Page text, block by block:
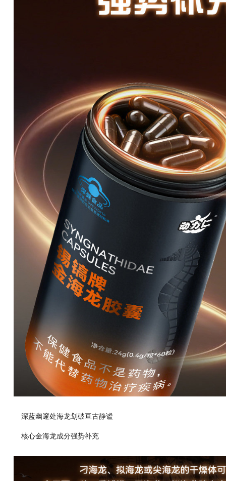
深蓝幽邃处海龙划破亘古静谧
核心金海龙成分强势补充